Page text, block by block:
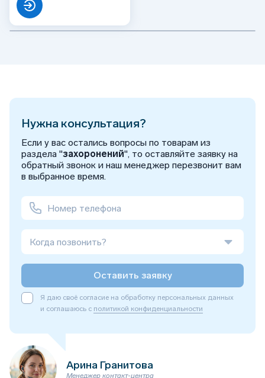
Нужна консультация?
Если у вас остались вопросы по товарам из
раздела "захоронений", то оставляйте заявку на
обратный звонок и наш менеджер перезвонит вам
в выбранное время.
Когда позвонить?
Оставить заявку
Я даю своё согласие на обработку персональных данных
и соглашаюсь с политикой конфиденциальности
Арина Гранитова
Менеджер контакт-центра